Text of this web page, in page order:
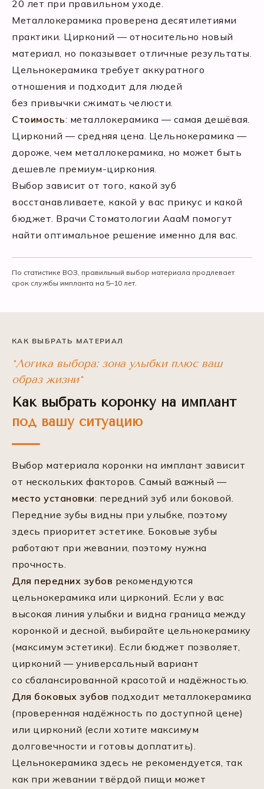
20 лет при правильном уходе.
Металлокерамика проверена десятилетиями
практики. Цирконий — относительно новый
материал, но показывает отличные результаты.
Цельнокерамика требует аккуратного
отношения и подходит для людей
без привычки сжимать челюсти.
Стоимость: металлокерамика — самая дешёвая.
Цирконий — средняя цена. Цельнокерамика —
дороже, чем металлокерамика, но может быть
дешевле премиум-циркония.
Выбор зависит от того, какой зуб
восстанавливаете, какой у вас прикус и какой
бюджет. Врачи Стоматологии АааМ помогут
найти оптимальное решение именно для вас.
По статистике ВОЗ, правильный выбор материала продлевает
срок службы импланта на 5–10 лет.
КАК ВЫБРАТЬ МАТЕРИАЛ
*Логика выбора: зона улыбки плюс ваш
образ жизни*
Как выбрать коронку на имплант
под вашу ситуацию
Выбор материала коронки на имплант зависит
от нескольких факторов. Самый важный —
место установки: передний зуб или боковой.
Передние зубы видны при улыбке, поэтому
здесь приоритет эстетике. Боковые зубы
работают при жевании, поэтому нужна
прочность.
Для передних зубов рекомендуются
цельнокерамика или цирконий. Если у вас
высокая линия улыбки и видна граница между
коронкой и десной, выбирайте цельнокерамику
(максимум эстетики). Если бюджет позволяет,
цирконий — универсальный вариант
со сбалансированной красотой и надёжностью.
Для боковых зубов подходит металлокерамика
(проверенная надёжность по доступной цене)
или цирконий (если хотите максимум
долговечности и готовы доплатить).
Цельнокерамика здесь не рекомендуется, так
как при жевании твёрдой пищи может